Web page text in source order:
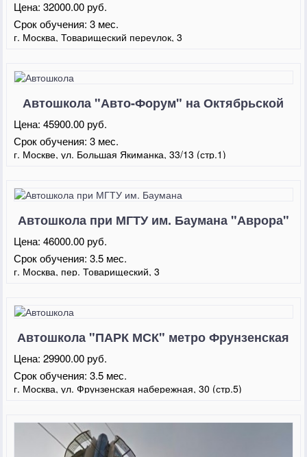
Цена:32000.00 руб.
Срок обучения:3 мес.
г. Москва, Товарищеский переулок, 3
Автошкола "Авто-Форум" на Октябрьской
Цена:45900.00 руб.
Срок обучения:3 мес.
г. Москве, ул. Большая Якиманка, 33/13 (стр.1)
Автошкола при МГТУ им. Баумана "Аврора"
Товарищеский переулок
Цена:46000.00 руб.
Срок обучения:3.5 мес.
г. Москва, пер. Товарищеский, 3
Автошкола "ПАРК МСК" метро Фрунзенская
Цена:29900.00 руб.
Срок обучения:3.5 мес.
г. Москва, ул. Фрунзенская набережная, 30 (стр.5)